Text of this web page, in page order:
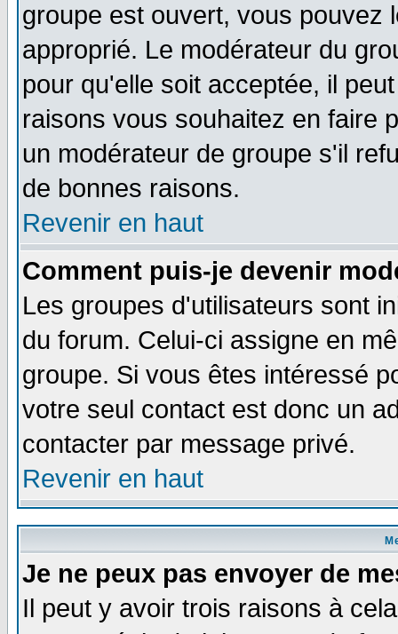
groupe est ouvert, vous pouvez
approprié. Le modérateur du
pour qu'elle soit acceptée, il
raisons vous souhaitez en faire
un modérateur de groupe s'il
de bonnes raisons.
Revenir en haut
Comment puis-je devenir
Les groupes d'utilisateurs sont
du forum. Celui-ci assigne en
groupe. Si vous êtes intéressé
votre seul contact est donc un
contacter par message privé.
Revenir en haut
Je ne peux pas envoyer de
Il peut y avoir trois raisons à